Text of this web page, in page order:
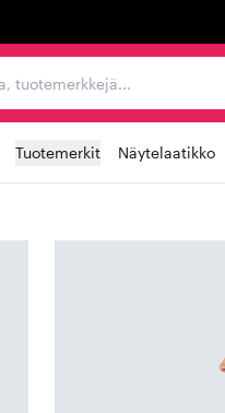
tuotemerkkejä...
Tuotemerkit Näytelaatikko